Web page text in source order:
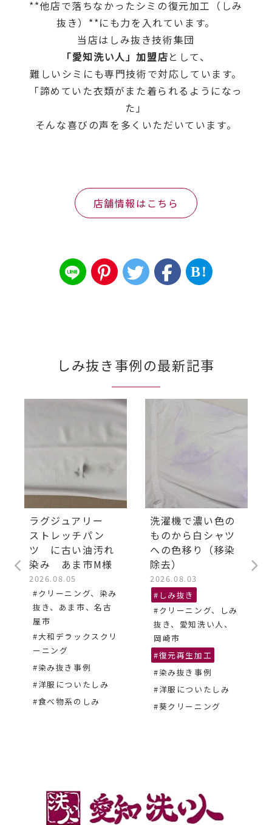
**他店で落ちなかったシミの復元加工（しみ
抜き）**にも力を入れています。
当店はしみ抜き技術集団
「愛知洗い人」加盟店として、
難しいシミにも専門技術で対応しています。
「諦めていた衣類がまた着られるようになっ
た」
そんな喜びの声を多くいただいています。
店舗情報はこちら
B!
しみ抜き事例の最新記事
ラグジュアリー
ストレッチパン
ツ に古い油汚れ
染み あま市M様
2026.08.05
#クリーニング、染み
抜き、あま市、名古
屋市
#大和デラックスクリ
ーニング
#染み抜き事例
#洋服についたしみ
#食べ物系のしみ
洗濯機で濃い色の
ものから白シャツ
への色移り（移染
除去）
2026.08.03
#しみ抜き
#クリーニング、しみ
抜き、愛知洗い人、
岡崎市
#復元再生加工
#染み抜き事例
#洋服についたしみ
#葵クリーニング